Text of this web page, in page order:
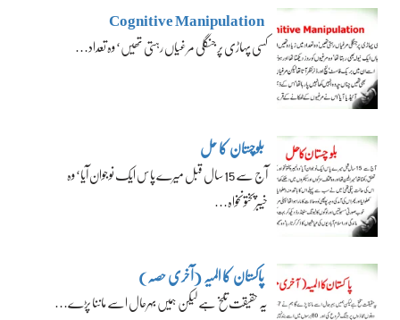
Cognitive Manipulation
کسی پہاڑی پر جنگلی مرغیاں رہتی تھیں‘ وہ تعداد…
بلوچستان کا حل
آج سے 15 سال قبل میرے پاس ایک نوجوان آیا‘ وہ
خیبرپختونخواہ…
پاکستان کا المیہ (آخری حصہ)
یہ حقیقت تلخ ہے لیکن ہمیں بہرحال اسے ماننا پڑے…